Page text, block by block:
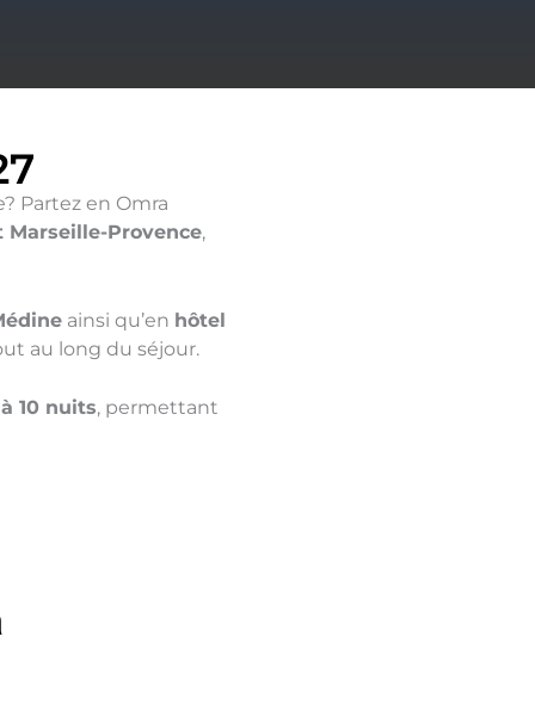
Partez en Omra
Marseille-Provence,
ainsi qu’en hôtel
au long du séjour.
10 nuits, permettant